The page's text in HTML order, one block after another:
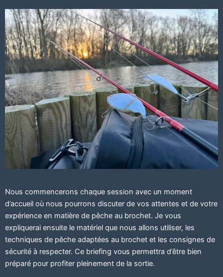
Nous commencerons chaque session avec un moment
d’accueil où nous pourrons discuter de vos attentes et de votre
expérience en matière de pêche au brochet. Je vous
expliquerai ensuite le matériel que nous allons utiliser, les
techniques de pêche adaptées au brochet et les consignes de
sécurité à respecter. Ce briefing vous permettra d’être bien
préparé pour profiter pleinement de la sortie.